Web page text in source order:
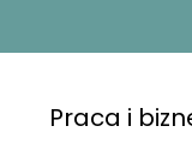
Praca i